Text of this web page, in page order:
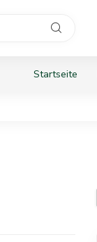
Startseite